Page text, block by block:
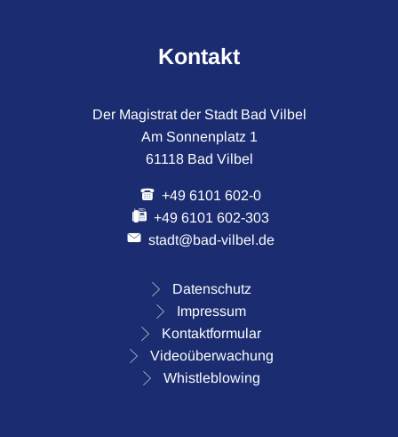
Kontakt
Der Magistrat der Stadt Bad Vilbel
Am Sonnenplatz 1
61118 Bad Vilbel
+49 6101 602-0
+49 6101 602-303
stadt@bad-vilbel.de
Datenschutz
Impressum
Kontaktformular
Videoüberwachung
Whistleblowing